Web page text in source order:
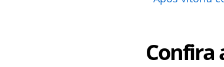
Confira